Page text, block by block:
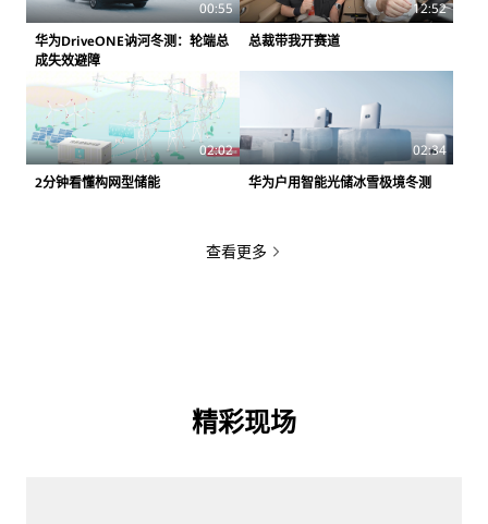
00:55
华为DriveONE讷河冬测：轮端总
成失效避障
12:52
总裁带我开赛道
02:02
2分钟看懂构网型储能
02:34
华为户用智能光储冰雪极境冬测
查看更多
精彩现场